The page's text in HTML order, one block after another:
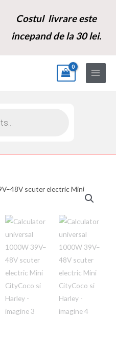
Costul livrare este
incepand de la 30 lei.
Prețul
este:
280,00 Ron.